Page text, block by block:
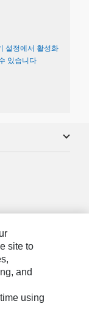
설정에서 활성화
있습니다
site to
and
using